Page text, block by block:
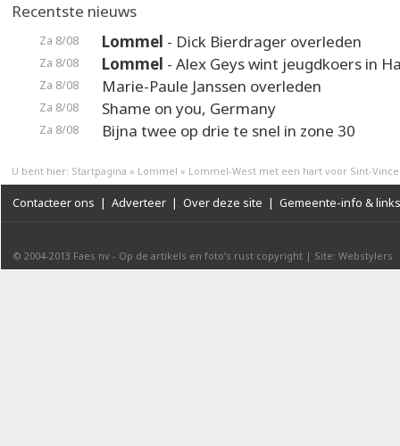
Recentste nieuws
Za 8/08 Lommel - Dick Bierdrager overleden
Za 8/08 Lommel - Alex Geys wint jeugdkoers in
Za 8/08 Marie-Paule Janssen overleden
Za 8/08 Shame on you, Germany
Za 8/08 Bijna twee op drie te snel in zone 30
U bent hier: Startpagina » Lommel » Lommel-West met een hart voor Sint-
Contacteer ons | Adverteer | Over deze site | Gemeente-info & links
© 2004-2013 Faes nv - Op de artikels en foto’s rust copyright | Site: Webstylers